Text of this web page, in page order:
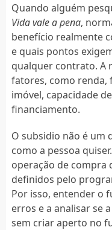
Quando alguém
Vida vale a pena,
benefício realmente
e quais pontos
qualquer contrato. A
fatores, como renda,
imóvel, capacidade
financiamento.
O subsidio não é um
como a pessoa
operação de compra
definidos pelo
Por isso, entender o
erros e a analisar se
sem criar aperto no